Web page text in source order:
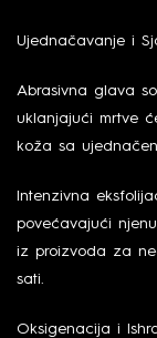
Ujednačavanje i
Abrasivna glava
uklanjajući mrtve
koža sa
Intenzivna
povećavajući
iz proizvoda za
sati.
Oksigenacija i